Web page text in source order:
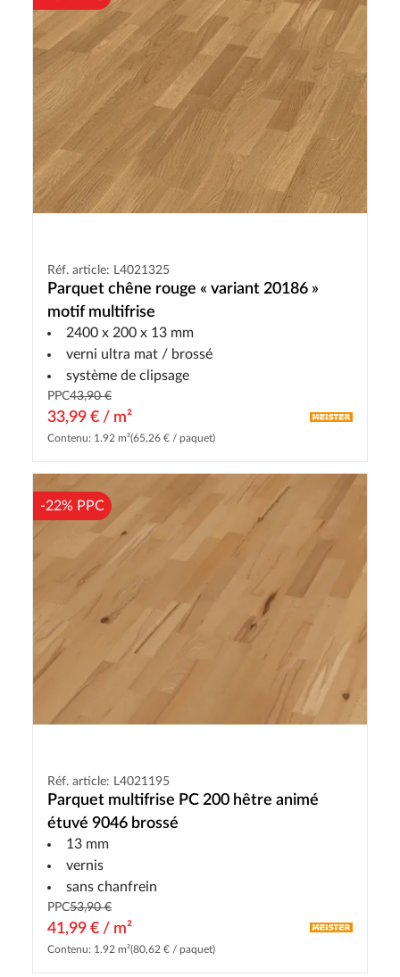
Réf. article: L4021325
Parquet chêne rouge « variant 20186 »
motif multifrise
2400 x 200 x 13 mm
verni ultra mat / brossé
système de clipsage
PPC43,90 €
33,99 € / m²
Contenu: 1.92 m²(65,26 € / paquet)
-22% PPC
Réf. article: L4021195
Parquet multifrise PC 200 hêtre animé
étuvé 9046 brossé
13 mm
vernis
sans chanfrein
PPC53,90 €
41,99 € / m²
Contenu: 1.92 m²(80,62 € / paquet)